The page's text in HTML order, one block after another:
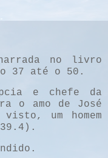
no livro
37 até o 50.
e chefe da
o amo de José
um homem